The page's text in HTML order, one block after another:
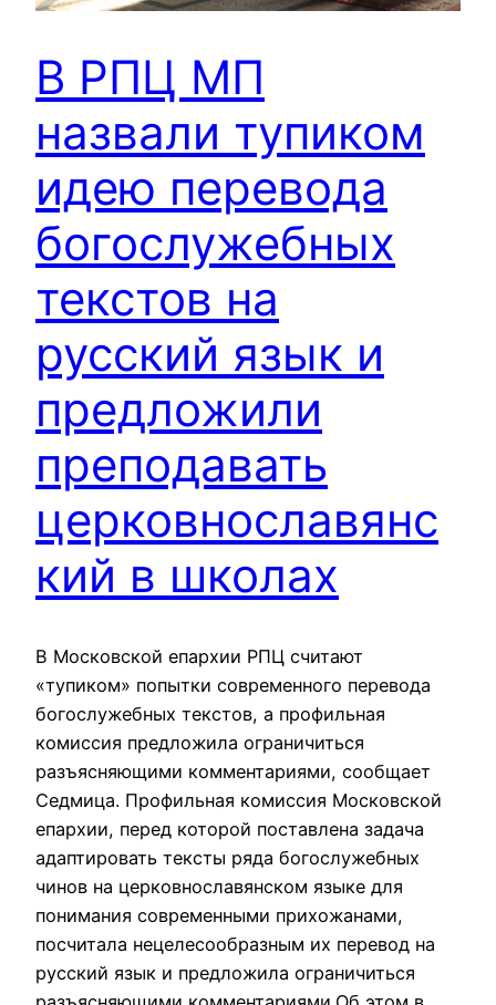
В РПЦ МП
назвали тупиком
идею перевода
богослужебных
текстов на
русский язык и
предложили
преподавать
церковнославянс
кий в школах
В Московской епархии РПЦ считают
«тупиком» попытки современного перевода
богослужебных текстов, а профильная
комиссия предложила ограничиться
разъясняющими комментариями, сообщает
Седмица. Профильная комиссия Московской
епархии, перед которой поставлена задача
адаптировать тексты ряда богослужебных
чинов на церковнославянском языке для
понимания современными прихожанами,
посчитала нецелесообразным их перевод на
русский язык и предложила ограничиться